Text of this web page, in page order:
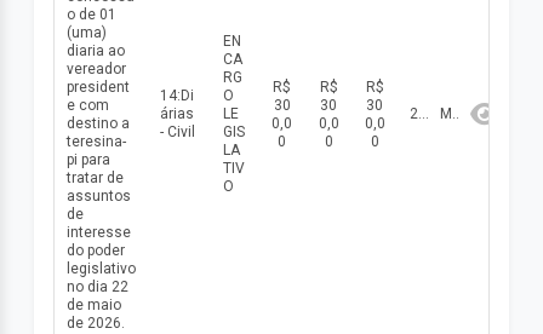
o de 01
(uma)
diaria ao
vereador
president
e com
destino a
teresina-
pi para
tratar de
assuntos
de
interesse
do poder
legislativo
no dia 22
de maio
de 2026.
14:Di
árias
- Civil
EN
CA
RG
O
LE
GIS
LA
TIV
O
R$
30
0,0
0
R$
30
0,0
0
R$
30
0,0
0
2026 Maio